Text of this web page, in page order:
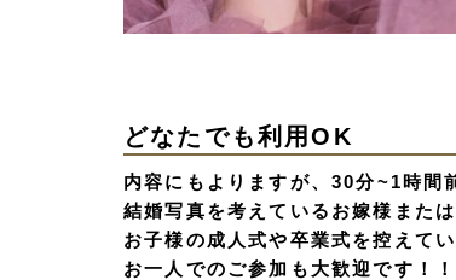
どなたでも利用OK
内容にもよりますが、30分~1時間
結婚写真を考えているお嫁様または
お子様の成人式や卒業式を控えて
お一人でのご参加も大歓迎です！！